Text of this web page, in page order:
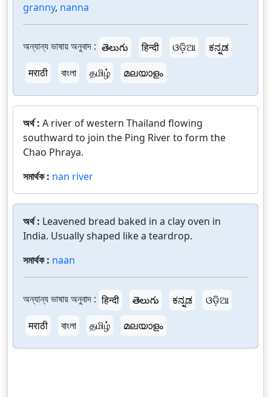
granny, nanna
অন্যান্য ভাষায় অনুবাদ : తెలుగు हिन्दी ଓଡ଼ିଆ
ಕನ್ನಡ
मराठी
বাংলা தமிழ் മലയാളം
অর্থ : A river of western Thailand flowing
southward to join the Ping River to form the
Chao Phraya.
সমার্থক : nan river
অর্থ : Leavened bread baked in a clay oven in
India. Usually shaped like a teardrop.
সমার্থক : naan
অন্যান্য ভাষায় অনুবাদ : हिन्दी తెలుగు ಕನ್ನಡ
ଓଡ଼ିଆ
मराठी
বাংলা தமிழ் മലയാളം